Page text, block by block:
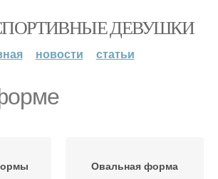
СПОРТИВНЫЕ ДЕВУШКИ
новости статьи
Овальная форма